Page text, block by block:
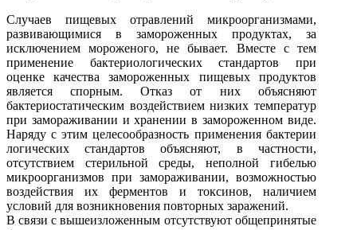
Случаев пищевых отравлений микроорганизмами,
развивающимися в замороженных продуктах, за
исключением мороженого, не бывает. Вместе с тем
применение бактериологических стандартов при
оценке качества замороженных пищевых продуктов
является спорным. Отказ от них объясняют
бактериостатическим воздействием низких температур
при замораживании и хранении в замороженном виде.
Наряду с этим целесообразность применения бактерии
логических стандартов объясняют, в частности,
отсутствием стерильной среды, неполной гибелью
микроорганизмов при замораживании, возможностью
воздействия их ферментов и токсинов, наличием
условий для возникновения повторных заражений.
В связи с вышеизложенным отсутствуют общепринятые